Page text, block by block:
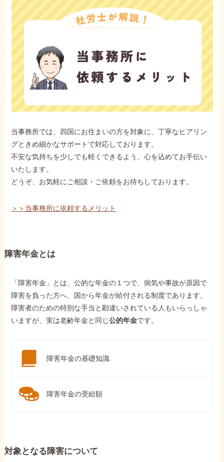
当事務所では、四国にお住まいの方を対象に、丁寧なヒアリン
グときめ細かなサポートで対応しております。
不安な気持ちを少しでも軽くできるよう、心を込めてお手伝い
いたします。
どうぞ、お気軽にご相談・ご依頼をお待ちしております。
＞＞当事務所に依頼するメリット
障害年金とは
「障害年金」とは、公的な年金の１つで、病気や事故が原因で
障害を負った方へ、国から年金が給付される制度であります。
障害者のための特別な手当と勘違いされている人もいらっしゃ
いますが、実は老齢年金と同じ公的年金です。
障害年金の基礎知識
障害年金の受給額
対象となる障害について